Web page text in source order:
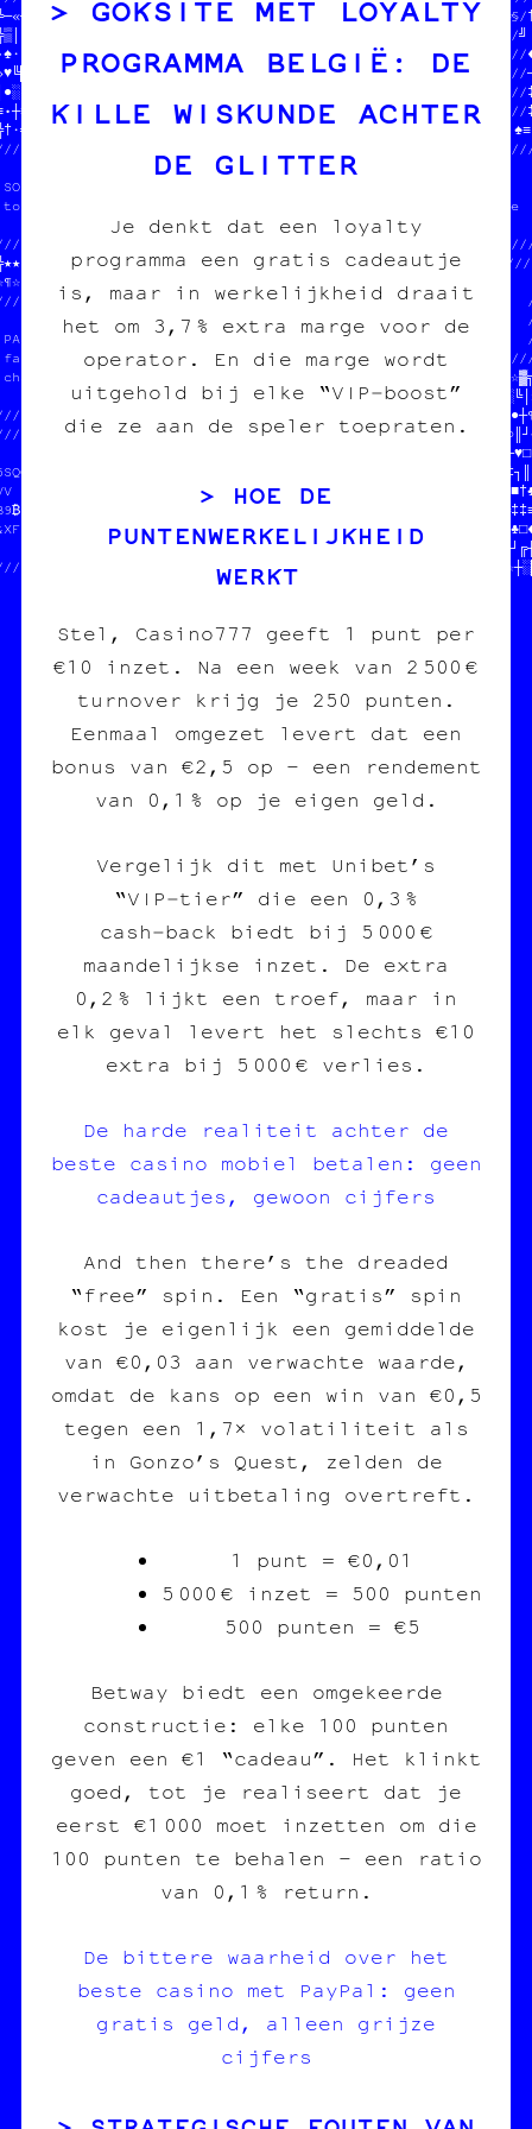
JEAN-CHAT ET MOOMIN      ////  on fait des pin'«╬
ONT MANGÉ TOUS LES SOUS  ////  des affiches  ¤      //╝
EN CROQUETTES            ////  des cartes pos╝a│░○  //
HELP HELP                ////  des posters     □   ≈//
★        ═               ////                †   ┘ ·//
†///♠///////////////////////////////////////////╚/♥‡┼○///
fanzine /// édition  //
//
SOUTENIR LE PROJET          //////  SOUTENIR LE
tout pour l'image imprimée  //─☆//  tout pour l'image
//
//
≈╝♣═¤■¶╬//  PAPIER /// CARBONE   //
//▓★│▓┌└♣●//  fanzine /// édition  //mée
/// CARBONE   //┼┌≡☆╔·║─//  charleroi /// diy    //
/// édition  /////////·//
/// diy    //     //║//♦/////╬//═///●///////╗///
//OUS  //
//
U\//  on fait des pin's    //
CHSTAET ZOO6#X   E  //  des affiches         //▒¤★☆╝░└┌†╬※‡┐─
MANG6 --UH LES SOUS 0//  des cartes postales  //
+ROKUETWES 57 7M   L  //  des posters          //
HX5P¥           X%@░//                       //
=  ///////////////////////////
W//
PROGRAMMA BELGIË: DE
KILLE WISKUNDE ACHTER
DE GLITTER
Je denkt dat een loyalty
programma een gratis cadeautje
is, maar in werkelijkheid draait
het om 3,7 % extra marge voor de
operator. En die marge wordt
uitgehold bij elke “VIP‑boost”
die ze aan de speler toepraten.
HOE DE
PUNTENWERKELIJKHEID
WERKT
Stel, Casino777 geeft 1 punt per
€10 inzet. Na een week van 2 500 €
turnover krijg je 250 punten.
Eenmaal omgezet levert dat een
bonus van €2,5 op – een rendement
van 0,1 % op je eigen geld.
Vergelijk dit met Unibet’s
“VIP‑tier” die een 0,3 %
cash‑back biedt bij 5 000 €
maandelijkse inzet. De extra
0,2 % lijkt een troef, maar in
elk geval levert het slechts €10
extra bij 5 000 € verlies.
De harde realiteit achter de
beste casino mobiel betalen: geen
cadeautjes, gewoon cijfers
And then there’s the dreaded
“free” spin. Een “gratis” spin
kost je eigenlijk een gemiddelde
van €0,03 aan verwachte waarde,
omdat de kans op een win van €0,5
tegen een 1,7× volatiliteit als
in Gonzo’s Quest, zelden de
verwachte uitbetaling overtreft.
1 punt = €0,01
5 000 € inzet = 500 punten
500 punten = €5
Betway biedt een omgekeerde
constructie: elke 100 punten
geven een €1 “cadeau”. Het klinkt
goed, tot je realiseert dat je
eerst €1 000 moet inzetten om die
100 punten te behalen – een ratio
van 0,1 % return.
De bittere waarheid over het
beste casino met PayPal: geen
gratis geld, alleen grijze
cijfers